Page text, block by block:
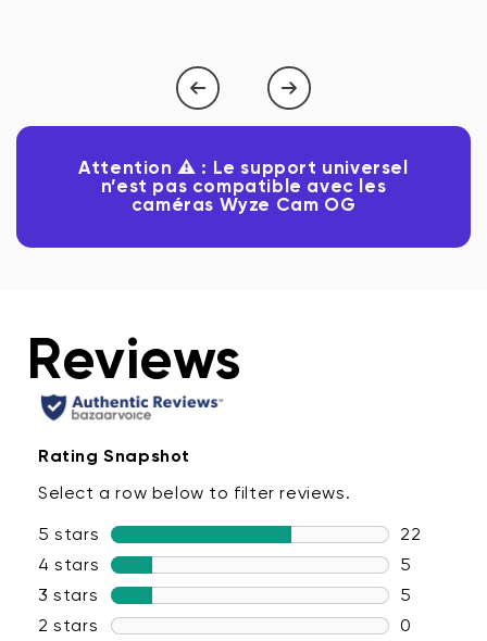
Attention ⚠️ : Le support universel
n’est pas compatible avec les
caméras Wyze Cam OG